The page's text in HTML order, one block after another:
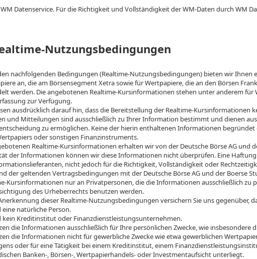
Datenservice. Für die Richtigkeit und Vollständigkeit der WM-Daten durch WM
Nutzungsbedingungen
nachfolgenden Bedingungen (Realtime-Nutzungsbedingungen) bieten wir Ihnen
an, die am Börsensegment Xetra sowie für Wertpapiere, die an den Börsen
werden. Die angebotenen Realtime-Kursinformationen stehen unter anderem
zur Verfügung.
ausdrücklich darauf hin, dass die Bereitstellung der Realtime-Kursinformationen
und Mitteilungen sind ausschließlich zu Ihrer Information bestimmt und dienen
zu ermöglichen. Keine der hierin enthaltenen Informationen
oder sonstigen Finanzinstruments.
Realtime-Kursinformationen erhalten wir von der Deutsche Börse AG und
der Informationen können wir diese Informationen nicht überprüfen. Eine
nicht jedoch für die Richtigkeit, Vollständigkeit oder
der geltenden Vertragsbedingungen mit der Deutsche Börse AG und der Boerse
Kursinformationen nur an Privatpersonen, die die Informationen ausschließlich
des Urheberrechts benutzen werden.
dieser Realtime-Nutzungsbedingungen versichern Sie uns gegenüber,
eine natürliche Person.
kein Kreditinstitut oder Finanzdienstleistungsunternehmen.
die Informationen ausschließlich für Ihre persönlichen Zwecke, wie insbesondere
die Informationen nicht für gewerbliche Zwecke wie etwa gewerblichen
oder für eine Tätigkeit bei einem Kreditinstitut, einem
Banken-, Börsen-, Wertpapierhandels- oder Investmentaufsicht unterliegt.